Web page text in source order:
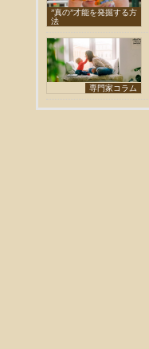
”真の”才能を発掘する方
法
専門家コラム